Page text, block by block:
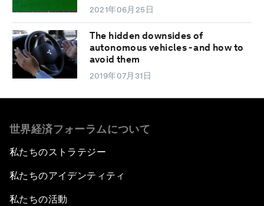
2021年06月25日
The hidden downsides of
autonomous vehicles - and how to
avoid them
2019年07月31日
世界経済フォーラムについて
私たちのストラテジー
私たちのアイデンティティ
私たちの活動